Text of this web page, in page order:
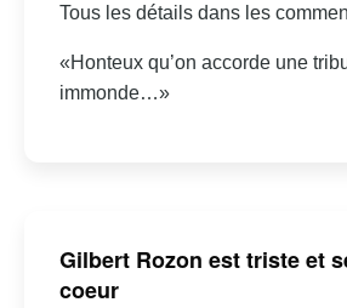
Tous les détails dans les
«Honteux qu’on accorde une
immonde…»
Gilbert Rozon est triste et
coeur